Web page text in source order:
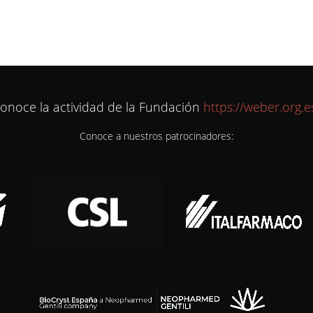
la actividad de la Fundación https://
Conoce a nuestros patrocinadores: